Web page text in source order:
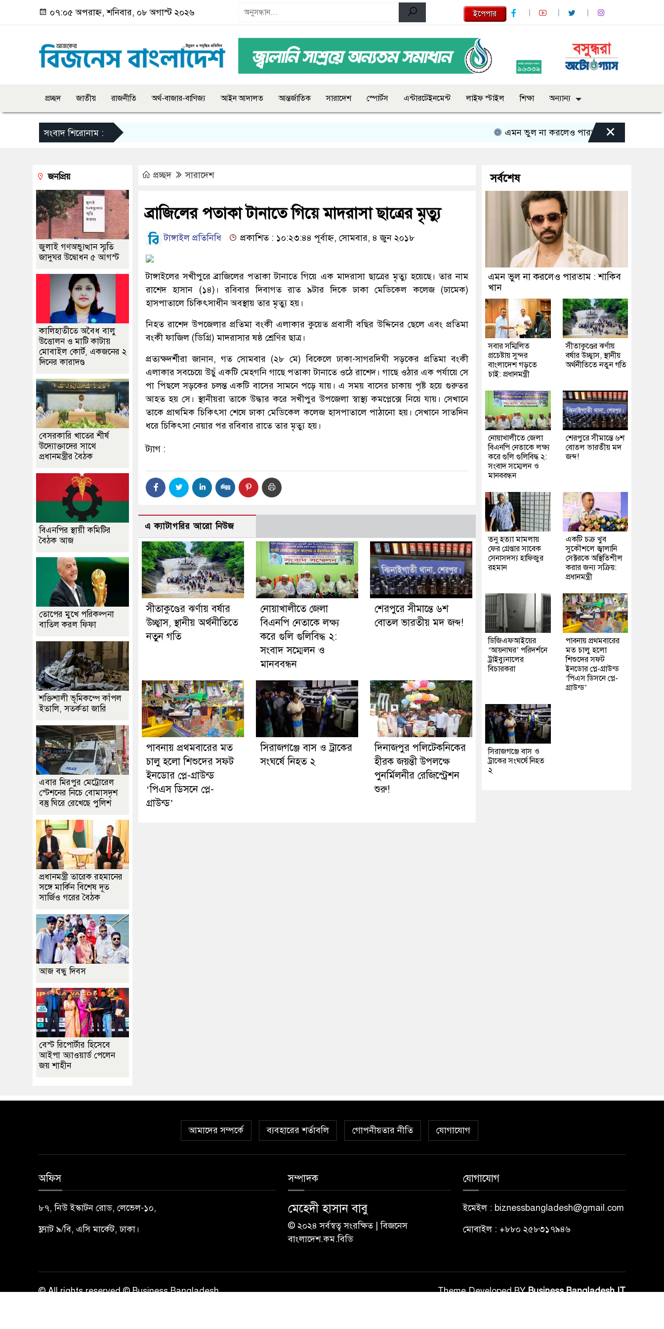
০৭:০৫ অপরাহ্ন, শনিবার, ০৮ অগাস্ট ২০২৬ ইপেপার
প্রচ্ছদ জাতীয় রাজনীতি অর্থ-বাজার-বাণিজ্য আইন আদালত আন্তর্জাতিক সারাদেশ স্পোর্টস এন্টারটেইনমেন্ট লাইফ স্টাইল শিক্ষা অন্যান্য
সংবাদ শিরোনাম : এমন ভুল না করলেও পারতাম : শাকিব খান
×
প্রচ্ছদ সারাদেশ
ব্রাজিলের পতাকা টানাতে গিয়ে মাদরাসা ছাত্রের মৃত্যু
টাঙ্গাইল প্রতিনিধি প্রকাশিত : ১০:২৩:৪৪ পূর্বাহ্ন, সোমবার, ৪ জুন ২০১৮
টাঙ্গাইলের সখীপুরে ব্রাজিলের পতাকা টানাতে গিয়ে এক মাদরাসা ছাত্রের মৃত্যু হয়েছে। তার নাম
রাশেদ হাসান (১৪)। রবিবার দিবাগত রাত ৯টার দিকে ঢাকা মেডিকেল কলেজ (ঢামেক)
হাসপাতালে চিকিৎসাধীন অবস্থায় তার মৃত্যু হয়।
নিহত রাশেদ উপজেলার প্রতিমা বংকী এলাকার কুয়েত প্রবাসী বছির উদ্দিনের ছেলে এবং প্রতিমা
বংকী ফাজিল (ডিগ্রি) মাদরাসার ষষ্ঠ শ্রেণির ছাত্র।
প্রত্যক্ষদর্শীরা জানান, গত সোমবার (২৮ মে) বিকেলে ঢাকা-সাগরদিঘী সড়কের প্রতিমা বংকী
এলাকার সবচেয়ে উচুঁ একটি মেহগনি গাছে পতাকা টানাতে ওঠে রাশেদ। গাছে ওঠার এক পর্যায়ে সে
পা পিছলে সড়কের চলন্ত একটি বাসের সামনে পড়ে যায়। এ সময় বাসের চাকায় পৃষ্ট হয়ে গুরুতর
আহত হয় সে। স্থানীয়রা তাকে উদ্ধার করে সখীপুর উপজেলা স্বাস্থ্য কমপ্লেক্সে নিয়ে যায়। সেখানে
তাকে প্রাথমিক চিকিৎসা শেষে ঢাকা মেডিকেল কলেজ হাসপাতালে পাঠানো হয়। সেখানে সাতদিন
ধরে চিকিৎসা নেয়ার পর রবিবার রাতে তার মৃত্যু হয়।
ট্যাগ :
এ ক্যাটাগরির আরো নিউজ
সীতাকুণ্ডের ঝর্ণায় বর্ষার
উচ্ছ্বাস, স্থানীয় অর্থনীতিতে
নতুন গতি
নোয়াখালীতে জেলা
বিএনপি নেতাকে লক্ষ্য
করে গুলি গুলিবিদ্ধ ২:
সংবাদ সম্মেলন ও
মানববন্ধন
শেরপুরে সীমান্তে ৬শ
বোতল ভারতীয় মদ জব্দ!
পাবনায় প্রথমবারের মত
চালু হলো শিশুদের সফট
ইনডোর প্লে-গ্রাউন্ড
‘পিএস ডিসনে প্লে-
গ্রাউন্ড’
সিরাজগঞ্জে বাস ও ট্রাকের
সংঘর্ষে নিহত ২
দিনাজপুর পলিটেকনিকের
হীরক জয়ন্তী উপলক্ষে
পুনর্মিলনীর রেজিস্ট্রেশন
শুরু!
জনপ্রিয়
জুলাই গণঅভ্যুত্থান স্মৃতি
জাদুঘর উদ্বোধন ৫ আগস্ট
কালিহাতীতে অবৈধ বালু
উত্তোলন ও মাটি কাটায়
মোবাইল কোর্ট, একজনের ২
দিনের কারাদণ্ড
বেসরকারি খাতের শীর্ষ
উদ্যোক্তাদের সাথে
প্রধানমন্ত্রীর বৈঠক
বিএনপির স্থায়ী কমিটির
বৈঠক আজ
তোপের মুখে পরিকল্পনা
বাতিল করল ফিফা
শক্তিশালী ভূমিকম্পে কাঁপল
ইতালি, সতর্কতা জারি
এবার মিরপুর মেট্রোরেল
স্টেশনের নিচে বোমাসদৃশ
বস্তু ঘিরে রেখেছে পুলিশ
প্রধানমন্ত্রী তারেক রহমানের
সঙ্গে মার্কিন বিশেষ দূত
সার্জিও গরের বৈঠক
আজ বন্ধু দিবস
বেস্ট রিপোর্টার হিসেবে
আইপা অ্যাওয়ার্ড পেলেন
জয় শাহীন
সর্বশেষ
এমন ভুল না করলেও পারতাম : শাকিব
খান
সবার সম্মিলিত
প্রচেষ্টায় সুন্দর
বাংলাদেশ গড়তে
চাই: প্রধানমন্ত্রী
সীতাকুণ্ডের ঝর্ণায়
বর্ষার উচ্ছ্বাস, স্থানীয়
অর্থনীতিতে নতুন গতি
নোয়াখালীতে জেলা
বিএনপি নেতাকে লক্ষ্য
করে গুলি গুলিবিদ্ধ ২:
সংবাদ সম্মেলন ও
মানববন্ধন
শেরপুরে সীমান্তে ৬শ
বোতল ভারতীয় মদ
জব্দ!
তনু হত্যা মামলায়
ফের গ্রেপ্তার সাবেক
সেনাসদস্য হাফিজুর
রহমান
একটি চক্র খুব
সুকৌশলে জ্বালানি
সেক্টরকে অস্থিতিশীল
করার জন্য সক্রিয়:
প্রধানমন্ত্রী
ডিজিএফআইয়ের
‘আয়নাঘর’ পরিদর্শনে
ট্রাইব্যুনালের
বিচারকরা
পাবনায় প্রথমবারের
মত চালু হলো
শিশুদের সফট
ইনডোর প্লে-গ্রাউন্ড
‘পিএস ডিসনে প্লে-
গ্রাউন্ড’
সিরাজগঞ্জে বাস ও
ট্রাকের সংঘর্ষে নিহত
২
আমাদের সম্পর্কে ব্যবহারের শর্তাবলি গোপনীয়তার নীতি যোগাযোগ
অফিস
৮৭, নিউ ইস্কাটন রোড, লেভেল-১০,
ফ্ল্যাট ৯/বি, এসি মার্কেট, ঢাকা।
সম্পাদক
মেহেদী হাসান বাবু
© ২০২৪ সর্বস্বত্ব সংরক্ষিত | বিজনেস
বাংলাদেশ.কম.বিডি
যোগাযোগ
ইমেইল : biznessbangladesh@gmail.com
মোবাইল : +৮৮০ ২৫৮৩১৭৯৪৬
© All rights reserved © Business Bangladesh Theme Developed BYBusiness Bangladesh IT